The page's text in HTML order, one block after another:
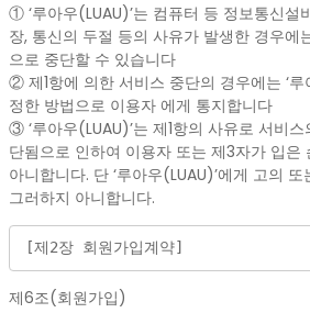
① ‘루아우(LUAU)’는 컴퓨터 등 정보통신설
장, 통신의 두절 등의 사유가 발생한 경우에
으로 중단할 수 있습니다
② 제1항에 의한 서비스 중단의 경우에는 ‘루
정한 방법으로 이용자 에게 통지합니다
③ ‘루아우(LUAU)’는 제1항의 사유로 서비
단됨으로 인하여 이용자 또는 제3자가 입은
아니합니다. 단 ‘루아우(LUAU)’에게 고의
그러하지 아니합니다.
[제2장 회원가입계약]
제6조(회원가입)